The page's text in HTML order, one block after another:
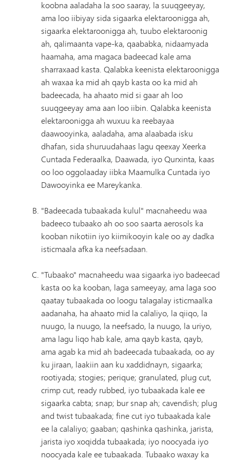
koobna aaladaha la soo saaray, la suuqgeeyay,
ama loo iibiyay sida sigaarka elektaroonigga ah,
sigaarka elektaroonigga ah, tuubo elektaroonig
ah, qalimaanta vape-ka, qaababka, nidaamyada
haamaha, ama magaca badeecad kale ama
sharraxaad kasta. Qalabka keenista elektaroonigga
ah waxaa ka mid ah qayb kasta oo ka mid ah
badeecada, ha ahaato mid si gaar ah loo
suuqgeeyay ama aan loo iibin. Qalabka keenista
elektaroonigga ah wuxuu ka reebayaa
daawooyinka, aaladaha, ama alaabada isku
dhafan, sida shuruudahaas lagu qeexay Xeerka
Cuntada Federaalka, Daawada, iyo Qurxinta, kaas
oo loo oggolaaday iibka Maamulka Cuntada iyo
Dawooyinka ee Mareykanka.
"Badeecada tubaakada kulul" macnaheedu waa
badeeco tubaako ah oo soo saarta aerosols ka
kooban nikotiin iyo kiimikooyin kale oo ay dadka
isticmaala afka ka neefsadaan.
"Tubaako" macnaheedu waa sigaarka iyo badeecad
kasta oo ka kooban, laga sameeyay, ama laga soo
qaatay tubaakada oo loogu talagalay isticmaalka
aadanaha, ha ahaato mid la calaliyo, la qiiqo, la
nuugo, la nuugo, la neefsado, la nuugo, la uriyo,
ama lagu liqo hab kale, ama qayb kasta, qayb,
ama agab ka mid ah badeecada tubaakada, oo ay
ku jiraan, laakiin aan ku xaddidnayn, sigaarka;
rootiyada; stogies; perique; granulated, plug cut,
crimp cut, ready rubbed, iyo tubaakada kale ee
sigaarka cabta; snap; bur snap ah; cavendish; plug
and twist tubaakada; fine cut iyo tubaakada kale
ee la calaliyo; gaaban; qashinka qashinka, jarista,
jarista iyo xoqidda tubaakada; iyo noocyada iyo
noocyada kale ee tubaakada. Tubaako waxay ka